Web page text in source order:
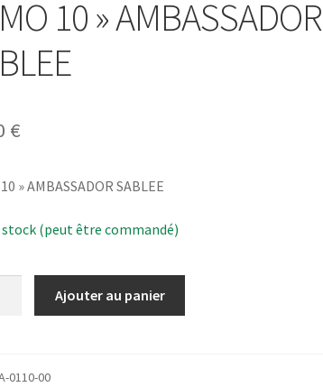
10 » AMBASSADOR
€
» AMBASSADOR SABLEE
stock (peut être commandé)
Ajouter au panier
0110-00